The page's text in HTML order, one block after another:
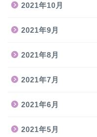
2021年10月
2021年9月
2021年8月
2021年7月
2021年6月
2021年5月